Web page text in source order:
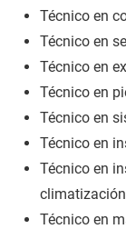
Técnico en
Técnico en
Técnico en
Técnico en
Técnico en
Técnico en
Técnico en
climatización
Técnico en